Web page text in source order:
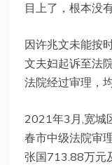
目上了，根本没
因许兆文未能按
文夫妇起诉至法
法院经过审理，
2021年3月,宽城
春市中级法院审
张国713.88万元